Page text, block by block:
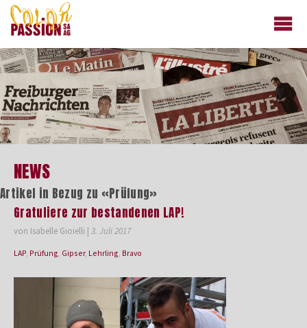
NEWS
Artikel in Bezug zu «Prüfung»
Gratuliere zur bestandenen LAP!
von Isabelle Gioielli | 3. Juli 2017
LAP, Prüfung, Gipser, Lehrling, Bravo